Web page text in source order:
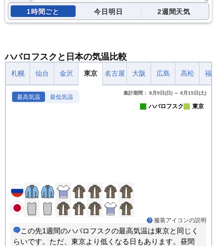
1時間ごと 今日明日 2週間天気
ハバロフスクと日本の気温比較
札幌 仙台 金沢 東京 名古屋 大阪 広島 高松 福
最高気温 最低気温
集計期間： 8月9日(日) ～ 8月15日(土)
ハバロフスク 東京
服装アイコンの説明
この先1週間のハバロフスクの最高気温は東京と同じく
らいです。ただ、東京より低くなる日もあります。昼間